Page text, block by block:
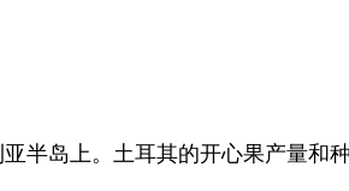
半岛上。土耳其的开心果产量和